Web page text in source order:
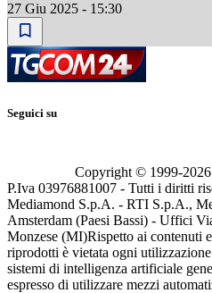
27 Giu 2025 - 15:30
Seguici su
Copyright © 1999-2026
P.Iva 03976881007 - Tutti i diritti
Mediamond S.p.A. - RTI S.p.A.,
Amsterdam (Paesi Bassi) - Uffici
Monzese (MI)Rispetto ai contenuti
riprodotti è vietata ogni
sistemi di intelligenza artificiale
espresso di utilizzare mezzi